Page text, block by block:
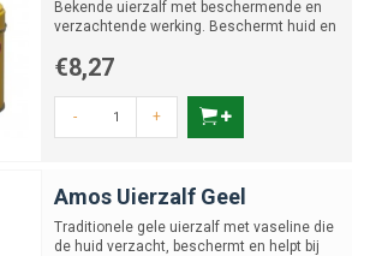
Bekende uierzalf met beschermende en
verzachtende werking. Beschermt huid en
€8,27
- +
Amos Uierzalf Geel
Traditionele gele uierzalf met vaseline die
de huid verzacht, beschermt en helpt bij